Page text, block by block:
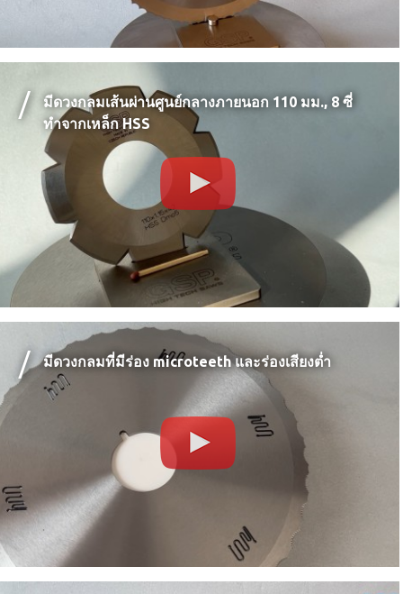
มีดวงกลมเส้นผ่านศูนย์กลางภายนอก 110 มม., 8 ซี่
ทำจากเหล็ก HSS
มีดวงกลมที่มีร่อง microteeth และร่องเสียงต่ำ